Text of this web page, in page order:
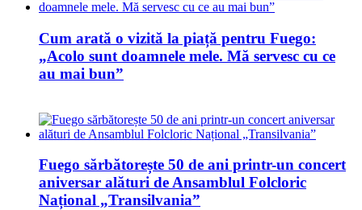
Cum arată o vizită la piață pentru Fuego:
„Acolo sunt doamnele mele. Mă servesc cu ce
au mai bun”
Fuego sărbătorește 50 de ani printr-un concert
aniversar alături de Ansamblul Folcloric
Național „Transilvania”